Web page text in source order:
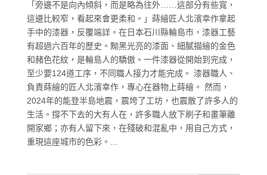
「旁邊不是向內傾斜，而是略為往外……這部分有些寬，
這邊比較窄，看起來會更柔和。」蒔繪匠人北濱幸作拿起
手中的漆器，反覆端詳。在日本石川縣輪島市，漆器工藝
有超過六百年的歷史。黝黑光亮的漆面、細膩描繪的金色
和赭色花紋，是輪島人的驕傲。一件漆器從開始到完成，
至少要124道工序，不同職人接力才能完成。 漆器職人、
負責蒔繪的匠人北濱幸作，專心在器物上蒔繪。 然而，
2024年的能登半島地震，震垮了工坊，也震散了許多人的
生活。撐不下去的大有人在，許多職人放下刷子和畫筆離
開家鄉；亦有人留下來，在殘破和混亂中，用自己方式，
重現這座城市的色彩。...